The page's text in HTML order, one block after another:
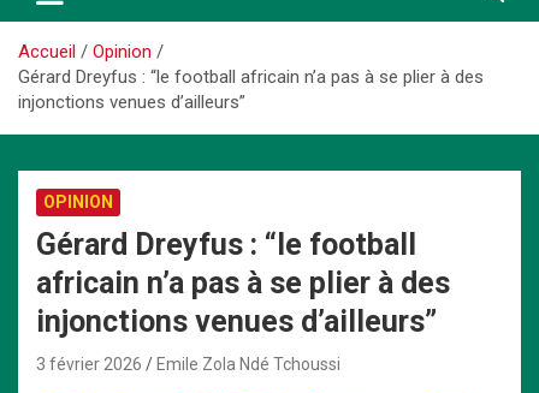
Accueil
Opinion
Gérard Dreyfus : “le football africain n’a pas à se plier à des
injonctions venues d’ailleurs”
OPINION
Gérard Dreyfus : “le football
africain n’a pas à se plier à des
injonctions venues d’ailleurs”
3 février 2026 Emile Zola Ndé Tchoussi